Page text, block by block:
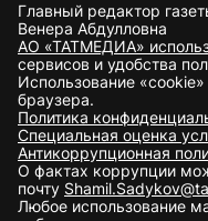
Главный редактор
Венера Абдулловна
АО «ТАТМЕДИА»
сервисов и удобства
Использование
браузера.
Политика
Специальная оценка
Антикоррупционная
О фактах коррупции
почту
Любое использование